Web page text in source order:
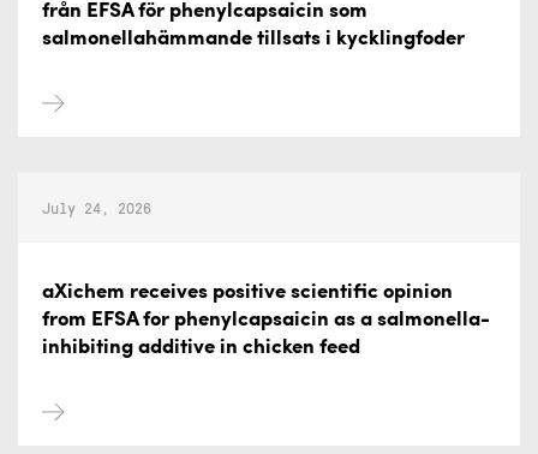
från EFSA för phenylcapsaicin som
salmonellahämmande tillsats i kycklingfoder
July 24, 2026
aXichem receives positive scientific opinion
from EFSA for phenylcapsaicin as a salmonella-
inhibiting additive in chicken feed